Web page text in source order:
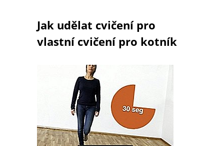
Jak udělat cvičení pro
vlastní cvičení pro kotník